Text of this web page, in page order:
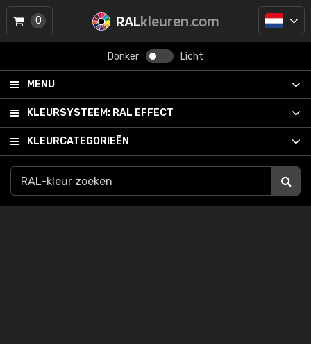
RALkleuren.com
Donker Licht
MENU
KLEURSYSTEEM: RAL EFFECT
KLEURCATEGORIEËN
0